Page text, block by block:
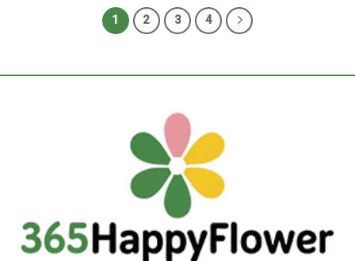
1 2 3 4